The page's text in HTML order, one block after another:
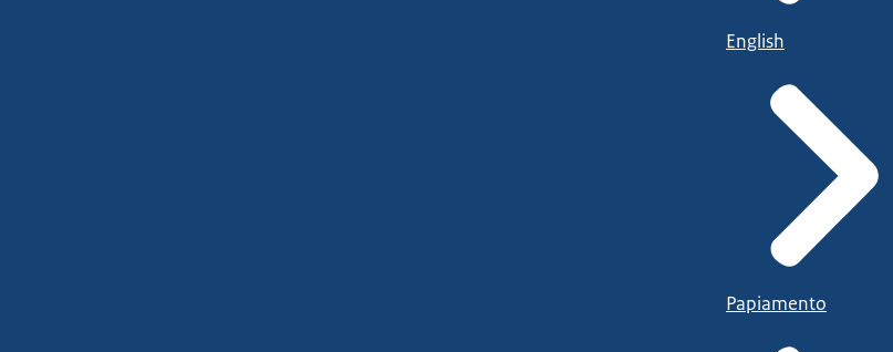
English
Papiamento